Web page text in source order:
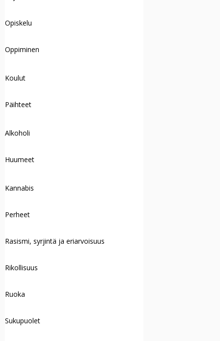
Opiskelu
Oppiminen
Koulut
Päihteet
Alkoholi
Huumeet
Kannabis
Perheet
Rasismi, syrjintä ja eriarvoisuus
Rikollisuus
Ruoka
Sukupuolet